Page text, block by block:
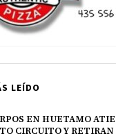
LEÍDO
EN HUETAMO
CIRCUITO Y RETIRAN